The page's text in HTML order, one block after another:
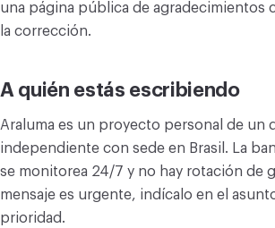
una página pública de agradecimientos
la corrección.
A quién estás escribiendo
Araluma es un proyecto personal de un
independiente con sede en Brasil. La
se monitorea 24/7 y no hay rotación de
mensaje es urgente, indícalo en el
prioridad.